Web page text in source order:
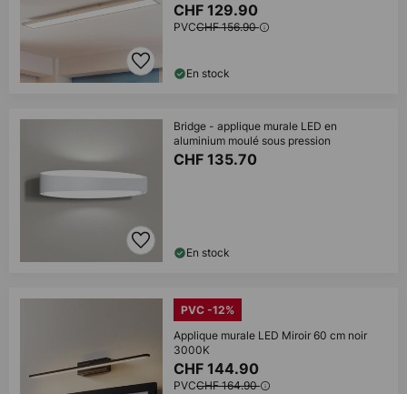
CHF 129.90
PVCCHF 156.90
En stock
Bridge - applique murale LED en
aluminium moulé sous pression
CHF 135.70
En stock
PVC -12%
Applique murale LED Miroir 60 cm noir
3000K
CHF 144.90
PVCCHF 164.90